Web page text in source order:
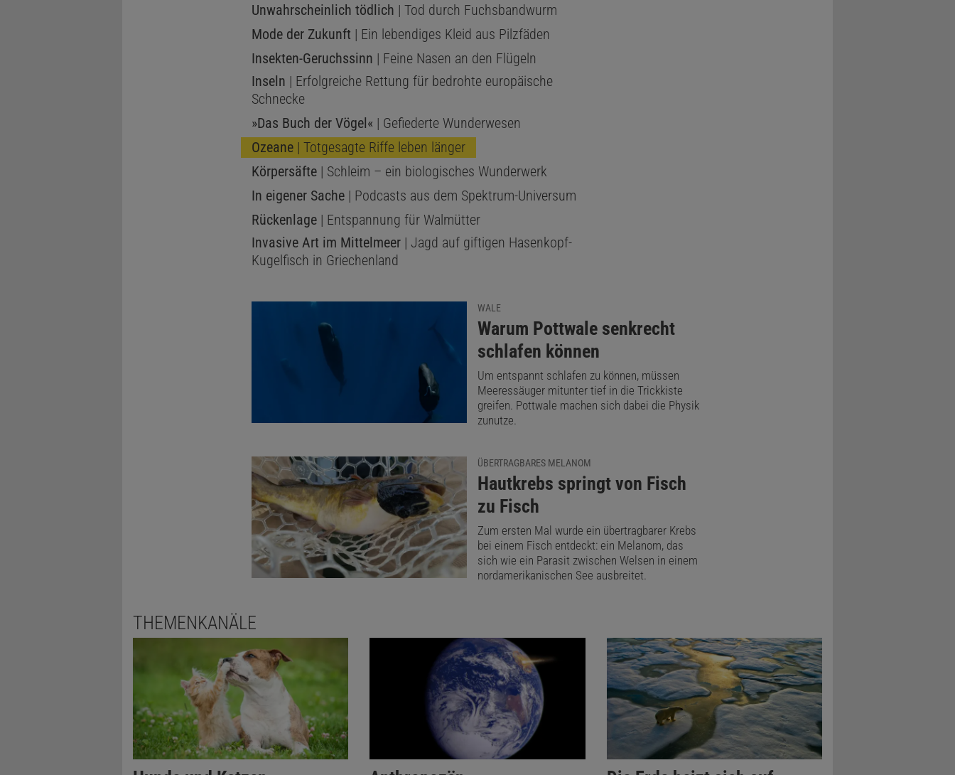
Unwahrscheinlich tödlich | Tod durch Fuchsbandwurm
Mode der Zukunft | Ein lebendiges Kleid aus Pilzfäden
Insekten-Geruchssinn | Feine Nasen an den Flügeln
Inseln | Erfolgreiche Rettung für bedrohte europäische
Schnecke
»Das Buch der Vögel« | Gefiederte Wunderwesen
Ozeane| Totgesagte Riffe leben länger
Körpersäfte| Schleim – ein biologisches Wunderwerk
In eigener Sache| Podcasts aus dem Spektrum-Universum
Rückenlage| Entspannung für Walmütter
Invasive Art im Mittelmeer| Jagd auf giftigen Hasenkopf-
Kugelfisch in Griechenland
WALE
:
Warum Pottwale senkrecht
schlafen können
Um entspannt schlafen zu können, müssen
Meeressäuger mitunter tief in die Trickkiste
greifen. Pottwale machen sich dabei die Physik
zunutze.
ÜBERTRAGBARES MELANOM
:
Hautkrebs springt von Fisch
zu Fisch
Zum ersten Mal wurde ein übertragbarer Krebs
bei einem Fisch entdeckt: ein Melanom, das
sich wie ein Parasit zwischen Welsen in einem
nordamerikanischen See ausbreitet.
THEMENKANÄLE